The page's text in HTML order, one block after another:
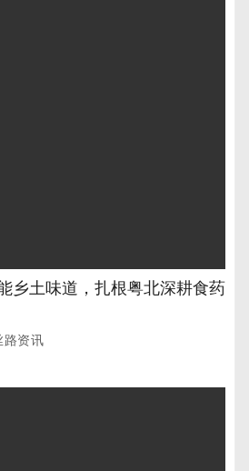
乡土味道，扎根粤北深耕食药
路资讯